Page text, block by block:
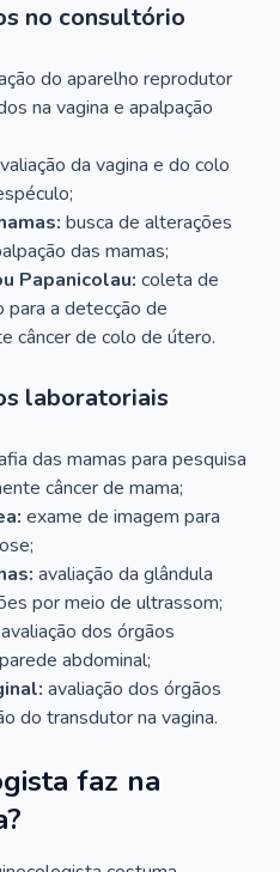
no consultório
do aparelho reprodutor
na vagina e apalpação
da vagina e do colo
busca de alterações
das mamas;
Papanicolau: coleta de
a detecção de
câncer de colo de útero.
laboratoriais
das mamas para pesquisa
câncer de mama;
exame de imagem para
avaliação da glândula
por meio de ultrassom;
avaliação dos órgãos
abdominal;
avaliação dos órgãos
do transdutor na vagina.
faz na